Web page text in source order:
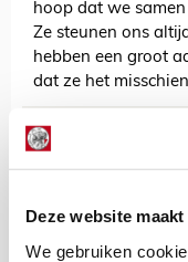
Deze website
We gebruiken
hoop dat we
Ze steunen ons
hebben een groot
dat ze het
in